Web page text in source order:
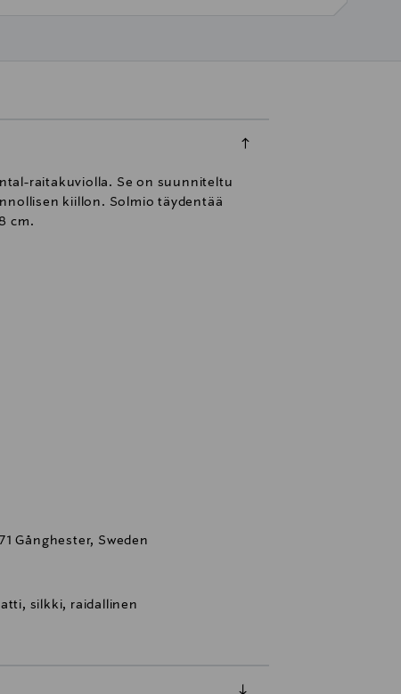
raitakuviolla. Se on suunniteltu
kiillon. Solmio täydentää
cm.
Gånghester, Sweden
silkki, raidallinen